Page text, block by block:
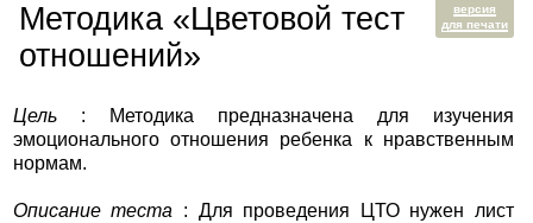
версия
для печати
Методика «Цветовой тест
отношений»
Цель : Методика предназначена для изучения
эмоционального отношения ребенка к нравственным
нормам.
Описание теста : Для проведения ЦТО нужен лист